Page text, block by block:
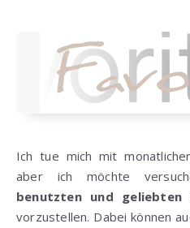
Ich tue mich mit
aber ich möchte
benutzten und geliebten
vorzustellen. Dabei können